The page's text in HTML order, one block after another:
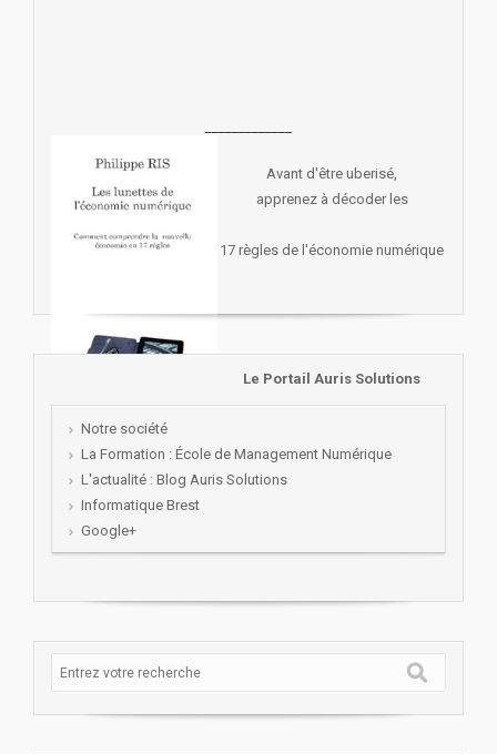
Avant d'être uberisé,
apprenez à décoder les
17 règles de l'économie numérique
Le Portail Auris Solutions
Notre société
La Formation : École de Management Numérique
L'actualité : Blog Auris Solutions
Informatique Brest
Google+